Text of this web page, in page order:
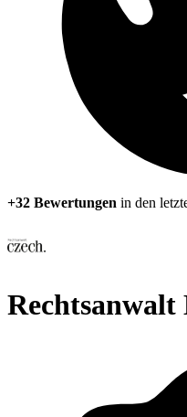
+32 Bewertungen in den
Rechtsanwalt